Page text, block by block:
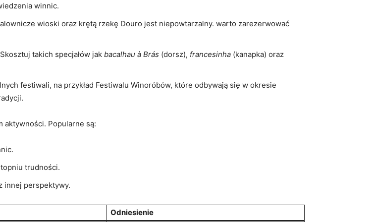
winnic.
wioski oraz ⁢krętą rzekę Douro jest niepowtarzalny.⁤ warto zarezerwować
takich specjałów⁢ jak⁣ bacalhau à Brás (dorsz), francesinha (kanapka) oraz
festiwali, na przykład Festiwalu Winoróbów, które odbywają się w okresie​
aktywności.​ Popularne ⁢są:
trudności.
innej perspektywy.
Odniesienie